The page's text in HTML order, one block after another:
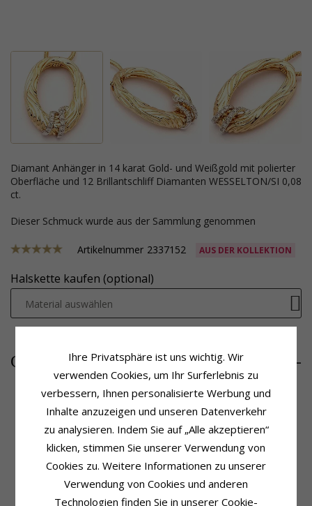
Diamant Anhänger in 14 karat Gold- und Weißgold mit polierter
Oberfläche und 12 Brillantschliff Diamanten WESSELTON/SI 0,08
ct.
Dieser Schmuck wurde aus der Sammlung genommen
Artikelnummer 2337152 AUS DER KOLLEKTION
Halskette kaufen (optional)
Material auswählen
CHANTI Preis 872,-
Produktinformation
Schmuckstein:
Anhänger: Anhänger
14
Gold- Und Weißgold
Polierter
Schmuckstein
Schliff: Brillantschliff
Schmuckstein: Diamant
Diamantfarbe:Wesselton
Ihre Privatsphäre ist uns wichtig. Wir
verwenden Cookies, um Ihr Surferlebnis zu
verbessern, Ihnen personalisierte Werbung und
Inhalte anzuzeigen und unseren Datenverkehr
zu analysieren. Indem Sie auf „Alle akzeptieren“
klicken, stimmen Sie unserer Verwendung von
Cookies zu. Weitere Informationen zu unserer
Verwendung von Cookies und anderen
Technologien finden Sie in unserer Cookie-